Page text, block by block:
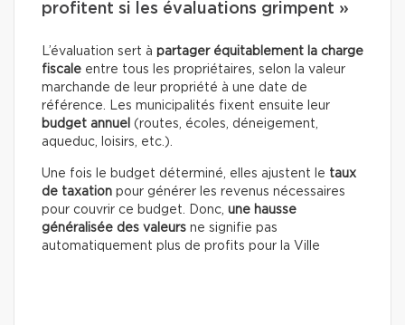
profitent si les évaluations grimpent »
L’évaluation sert à partager équitablement la charge
fiscale entre tous les propriétaires, selon la valeur
marchande de leur propriété à une date de
référence. Les municipalités fixent ensuite leur
budget annuel (routes, écoles, déneigement,
aqueduc, loisirs, etc.).
Une fois le budget déterminé, elles ajustent le taux
de taxation pour générer les revenus nécessaires
pour couvrir ce budget. Donc, une hausse
généralisée des valeurs ne signifie pas
automatiquement plus de profits pour la Ville